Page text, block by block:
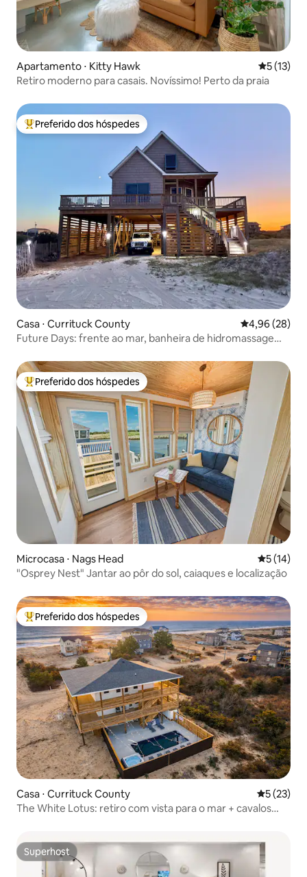
Apartamento ⋅ Kitty Hawk 5 de uma
5 (13)
Retiro moderno para casais. Novíssimo! Perto da praia
Entre os melhores preferidos dos hóspedes
Preferido dos hóspedes
Casa ⋅ Currituck County 4,96 de uma
4,96 (28)
Future Days: frente ao mar, banheira de hidromassagem,
Entre os melhores preferidos dos hóspedes
Preferido dos hóspedes
Microcasa ⋅ Nags Head 5 de uma
5 (14)
"Osprey Nest" Jantar ao pôr do sol, caiaques e localização
Entre os melhores preferidos dos hóspedes
Preferido dos hóspedes
Casa ⋅ Currituck County 5 de uma
5 (23)
The White Lotus: retiro com vista para o mar + cavalos
Superhost
Superhost